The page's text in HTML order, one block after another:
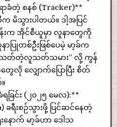
ရာခံတဲ့ စနစ် (Tracker)**
သွားပါတယ်။ ဒါ့အပြင်
က အိုင်စီယူမှာ လူနာတွေကို
ပြုတစ်ဦးဖြစ်ပေမဲ့ မာ့ခ်က
တ်တဲ့လူသတ်သမား” လို့ ကွန်
တွေလို လျှောက်ပြောပြီး စိတ်
ြင်း (၂၀၂၅ မေလ):**
ခရီးစဉ်သွားဖို့ ပြင်ဆင်နေတဲ့
ောက် မာ့ခ်ဟာ ဒေါသ